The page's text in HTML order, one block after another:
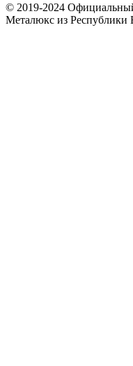
© 2019-2024
Металюкс из Республики